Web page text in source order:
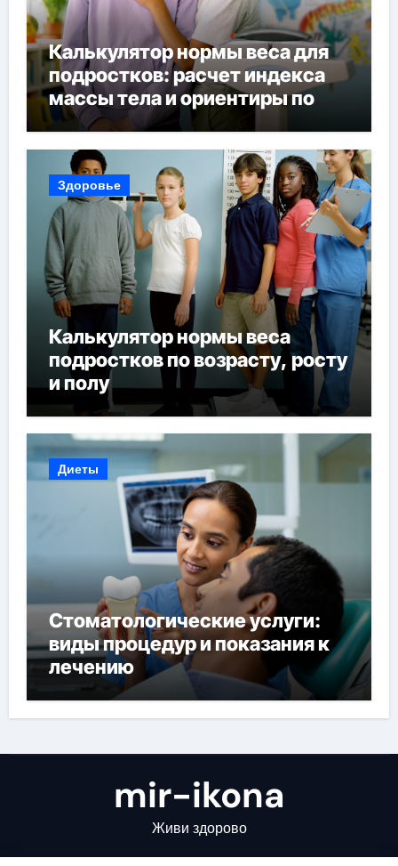
Калькулятор нормы веса для
подростков: расчет индекса
массы тела и ориентиры по
возрасту, росту и полу
Здоровье
Калькулятор нормы веса
подростков по возрасту, росту
и полу
Диеты
Стоматологические услуги:
виды процедур и показания к
лечению
mir-ikona
Живи здорово